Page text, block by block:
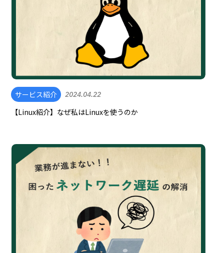
サービス紹介 2024.04.22
【Linux紹介】なぜ私はLinuxを使うのか